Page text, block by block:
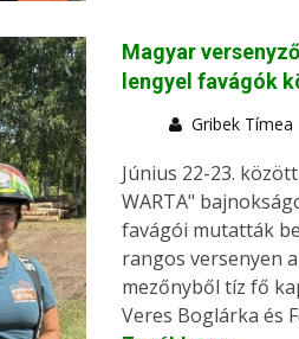
Magyar
lengyel favágók
Gribek Tímea
Június 22-23.
WARTA"
favágói mutatták
rangos versenyen
mezőnyből tíz fő
Veres Boglárka és